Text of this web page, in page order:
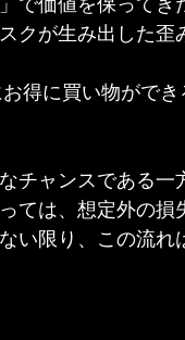
クが生み出した歪
チャンスである
ては、想定外の
い限り、この流れ